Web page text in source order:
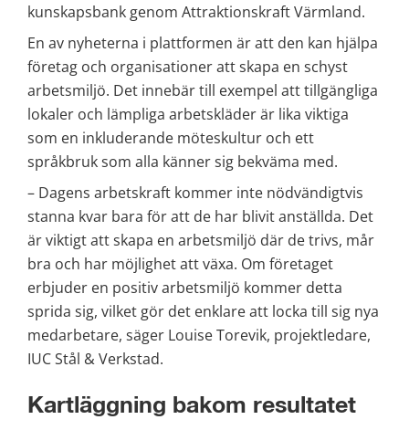
kunskapsbank genom Attraktionskraft Värmland.
En av nyheterna i plattformen är att den kan hjälpa
företag och organisationer att skapa en schyst
arbetsmiljö. Det innebär till exempel att tillgängliga
lokaler och lämpliga arbetskläder är lika viktiga
som en inkluderande möteskultur och ett
språkbruk som alla känner sig bekväma med.
– Dagens arbetskraft kommer inte nödvändigtvis
stanna kvar bara för att de har blivit anställda. Det
är viktigt att skapa en arbetsmiljö där de trivs, mår
bra och har möjlighet att växa. Om företaget
erbjuder en positiv arbetsmiljö kommer detta
sprida sig, vilket gör det enklare att locka till sig nya
medarbetare, säger Louise Torevik, projektledare,
IUC Stål & Verkstad.
Kartläggning bakom resultatet